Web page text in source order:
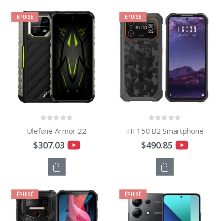
ÉPUISÉ
ÉPUISÉ
ÉPUISÉ
Ulefone Armor 22
$307.03
ÉPUISÉ
ÉPUISÉ
IIIF150 B2 Smartphone
$490.85
ÉPUISÉ
ÉPUISÉ ÉPUISÉ